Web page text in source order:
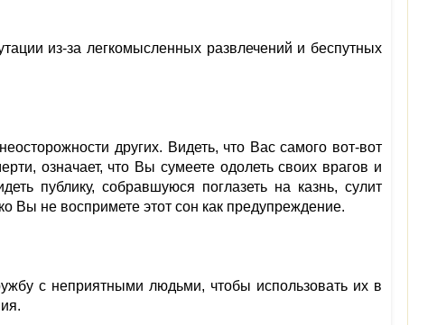
из-за легкомысленных развлечений и беспутных
других. Видеть, что Вас самого вот-вот
означает, что Вы сумеете одолеть своих врагов и
публику, собравшуюся поглазеть на казнь, сулит
Вы не воспримете этот сон как предупреждение.
с неприятными людьми, чтобы использовать их в